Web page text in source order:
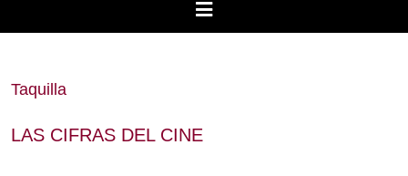
Taquilla
LAS CIFRAS DEL CINE